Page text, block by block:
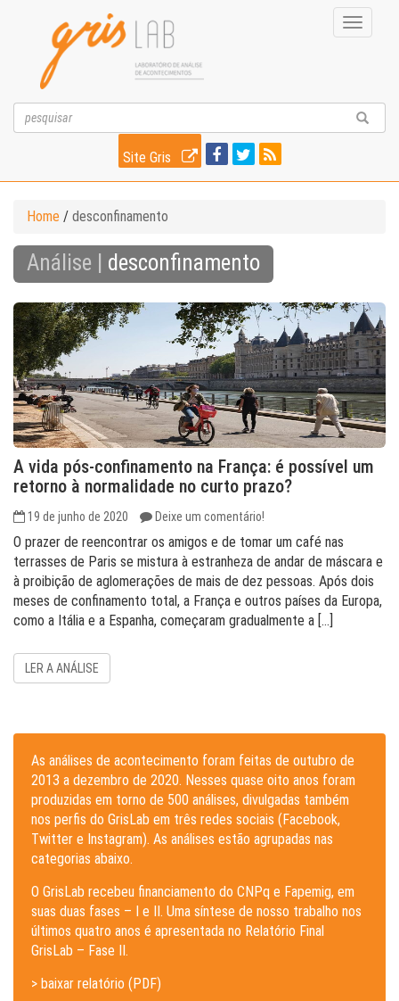
Toggle
Site Gris
Home / desconfinamento
Análise | desconfinamento
A vida pós-confinamento na França: é possível um
retorno à normalidade no curto prazo?
19 de junho de 2020 Deixe um comentário!
O prazer de reencontrar os amigos e de tomar um café nas
terrasses de Paris se mistura à estranheza de andar de máscara e
à proibição de aglomerações de mais de dez pessoas. Após dois
meses de confinamento total, a França e outros países da Europa,
como a Itália e a Espanha, começaram gradualmente a […]
LER A ANÁLISE
As análises de acontecimento foram feitas de outubro de
2013 a dezembro de 2020. Nesses quase oito anos foram
produzidas em torno de 500 análises, divulgadas também
nos perfis do GrisLab em três redes sociais (Facebook,
Twitter e Instagram). As análises estão agrupadas nas
categorias abaixo.
O GrisLab recebeu financiamento do CNPq e Fapemig, em
suas duas fases – I e II. Uma síntese de nosso trabalho nos
últimos quatro anos é apresentada no Relatório Final
GrisLab – Fase II.
> baixar relatório (PDF)